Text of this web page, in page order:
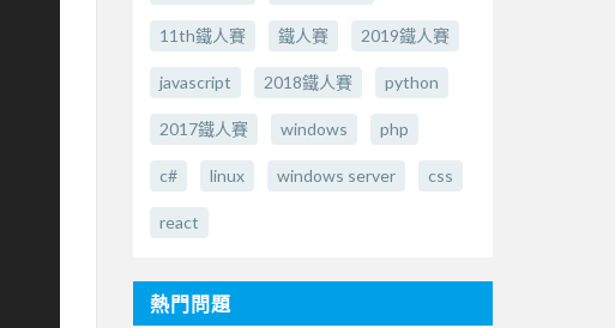
11th鐵人賽 鐵人賽 2019鐵人賽
javascript 2018鐵人賽 python
2017鐵人賽 windows php
c# linux windows server css
react
熱門問題